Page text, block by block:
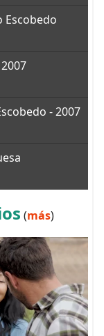
Escobedo
- 2007
(más)